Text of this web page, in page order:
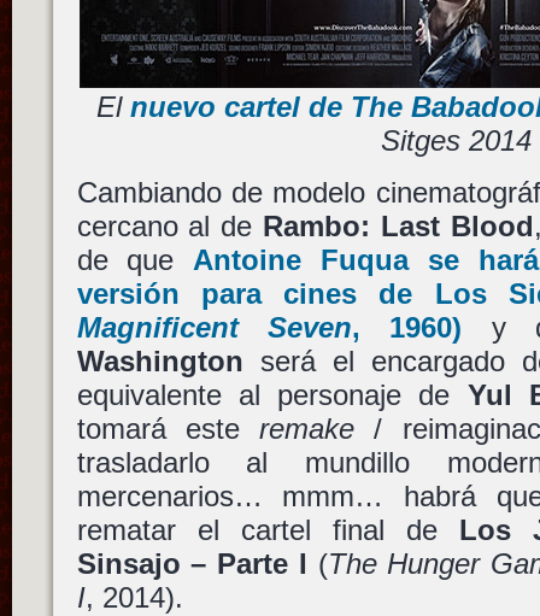
Elnuevo cartel de The
Sitges 2014
Cambiando de modelo
cercano al de Rambo: Last Blood
de que Antoine Fuquase
versión para cines de Los
Magnificent Seven, 1960) y
Washington será el encargado
equivalente al personaje de Yul
tomará esteremake /
trasladarlo al mundillo
mercenarios… mmm… habrá
rematar el cartel final de Los
Sinsajo – Parte I (The Hunger
I, 2014).